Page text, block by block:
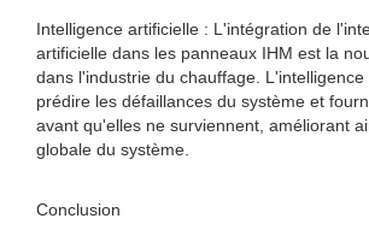
Intelligence artificielle : L'intégration de
artificielle dans les panneaux IHM est la
dans l'industrie du chauffage.
prédire les défaillances du système et
avant qu'elles ne surviennent, améliorant
globale du système.
Conclusion